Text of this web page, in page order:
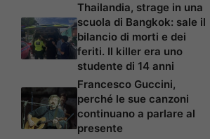
Thailandia, strage in una
scuola di Bangkok: sale il
bilancio di morti e dei
feriti. Il killer era uno
studente di 14 anni
Francesco Guccini,
perché le sue canzoni
continuano a parlare al
presente